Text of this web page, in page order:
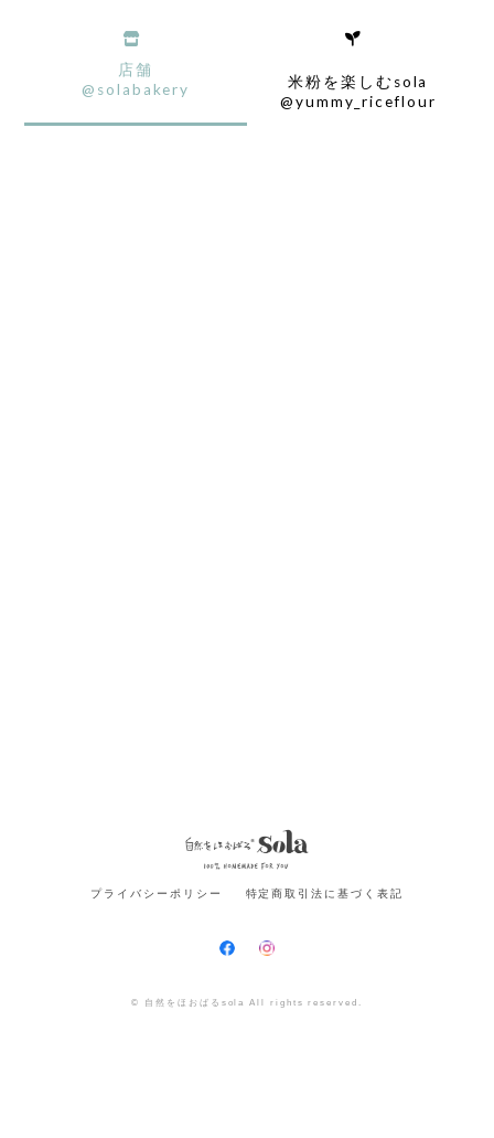
店舗
@solabakery
米粉を楽しむsola
@yummy_riceflour
プライバシーポリシー 特定商取引法に基づく表記
© 自然をほおばるsola All rights reserved.